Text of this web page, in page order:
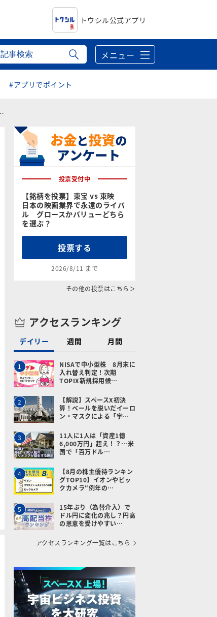
トウシル公式アプリ
メニュー
#アプリでポイント
メールで送る
投票受付中
【銘柄を投票】東宝 vs 東映
日本の映画業界で永遠のライバ
ル グロースかバリューどちら
を選ぶ？
投票する
2026/8/11 まで
その他の投票はこちら＞
アクセスランキング
デイリー 週間 月間
1
NISAで中小型株 8月末に
入れ替え判定！次期
TOPIX新規採用候…
2
【解説】スペースX初決
算！ベールを脱いだイーロ
ン・マスクによる「宇…
3
11人に1人は「資産1億
6,000万円」超え！？…米
国で「百万ドル…
4
【8月の株主優待ランキン
グTOP10】イオンやビッ
クカメラ“例年の…
5
15年ぶり〈為替介入〉で
ドル円に変化の兆し？円高
の恩恵を受けやすい…
アクセスランキング一覧はこちら